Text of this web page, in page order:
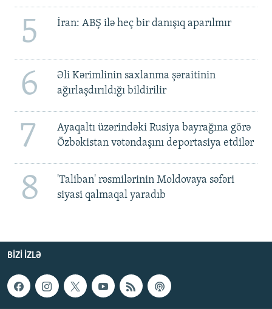
5 İran: ABŞ ilə heç bir danışıq aparılmır
6
Əli Kərimlinin saxlanma şəraitinin
ağırlaşdırıldığı bildirilir
7
Ayaqaltı üzərindəki Rusiya bayrağına görə
Özbəkistan vətəndaşını deportasiya etdilər
8
'Taliban' rəsmilərinin Moldovaya səfəri
siyasi qalmaqal yaradıb
BIZI IZLƏ